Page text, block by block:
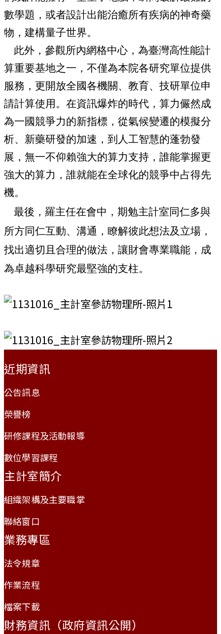
數學題，或者設計出能治癒所有疾病的神奇藥
物，建構量子世界。
此外，參觀所內網格中心，為臺灣高性能計
算重要基地之一，不僅為本院各研究單位提供
服務，更開放全國各機關、教育、技研單位申
請計算使用。在資訊爆炸的時代，算力儼然成
為一國競爭力的新指標，從氣候變遷的模擬分
析、新藥研發的加速，到人工智慧的蓬勃發
展，無一不仰賴強大的算力支持，誰能掌握更
強大的算力，誰就能在全球化的競爭中占得先
機。
最後，羅主任在會中，期勉主計室同仁多與
所方同仁互動、溝通，瞭解彼此想法及立場，
找出適切且合理的做法，讓財會專業職能，成
為卓越科學研究最堅強的支柱。
近期資訊
公告訊息
榮譽榜
研修課程及活動報導
數位學習課程
主計室簡介
組織架構及主要職掌
聯絡窗口
業務專區
法令規章
作業流程
檔案下載
財務資訊（政府資訊公開）